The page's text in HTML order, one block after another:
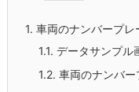
1. 車両のナンバープレ
1.1. データサンプル
1.2. 車両のナンバ